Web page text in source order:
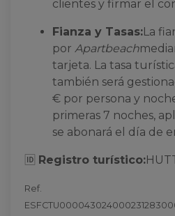
clientes y firmar el
Fianza y Tasas:La
por Apartbeach
tarjeta. La tasa
también será
€ por persona y
primeras 7 noches,
se abonará el día de
🆔 Registro turístico:
Ref.